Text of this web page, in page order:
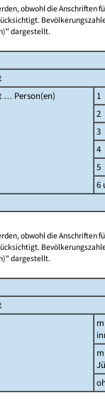
obwohl die Anschriften
dargestellt.
… Person(en)
1
2
3
4
5
6
obwohl die Anschriften
dargestellt.